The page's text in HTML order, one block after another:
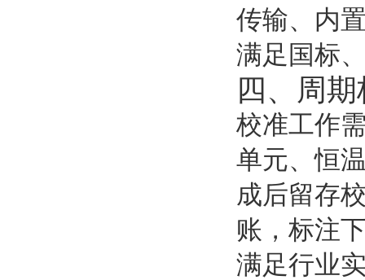
传输、内
满足国标
四、周
校准工作
单元、恒
成后留存
账，标注
满足行业